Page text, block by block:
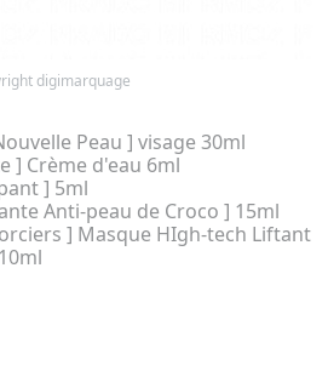
digimarquage
Peau ] visage 30ml
] Crème d'eau 6ml
] 5ml
Anti-peau de Croco ] 15ml
] Masque HIgh-tech Liftant